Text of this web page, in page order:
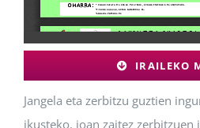
IRAILEKO
Jangela eta zerbitzu guztien
ikusteko, joan zaitez